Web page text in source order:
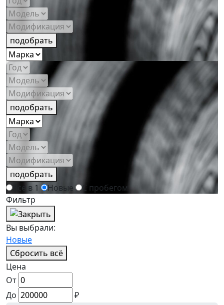
подобрать
подобрать
подобрать
Всё в 1
Новые
С пробегом
Фильтр
Вы выбрали:
Новые
Сбросить всё
Цена
От
До
₽